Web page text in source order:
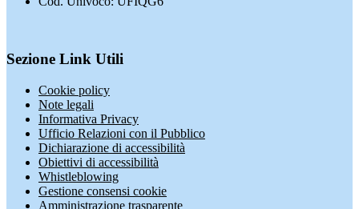
Sezione Link Utili
Cookie policy
Note legali
Informativa Privacy
Ufficio Relazioni con il Pubblico
Dichiarazione di accessibilità
Obiettivi di accessibilità
Whistleblowing
Gestione consensi cookie
Amministrazione trasparente